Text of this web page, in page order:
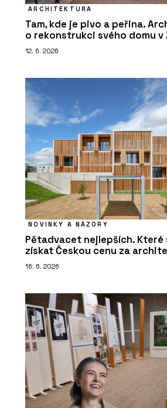
ARCHITEKTURA
Tam, kde je pivo a peřina.
o rekonstrukci svého domu v
12. 6. 2026
NOVINKY A NÁZORY
Pětadvacet nejlepších. Které
získat Českou cenu za
16. 6. 2026